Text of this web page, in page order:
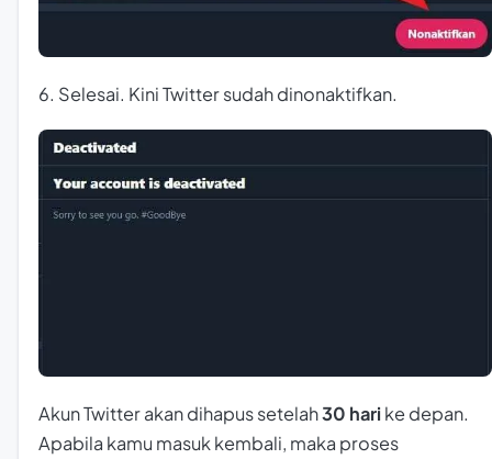
6. Selesai. Kini Twitter sudah dinonaktifkan.
Akun Twitter akan dihapus setelah30 harike depan.
Apabila kamu masuk kembali, maka proses